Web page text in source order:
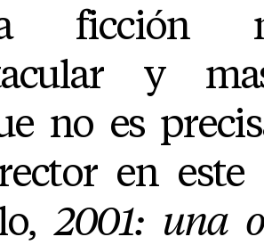
ficción
y
no es
en este
2001: una